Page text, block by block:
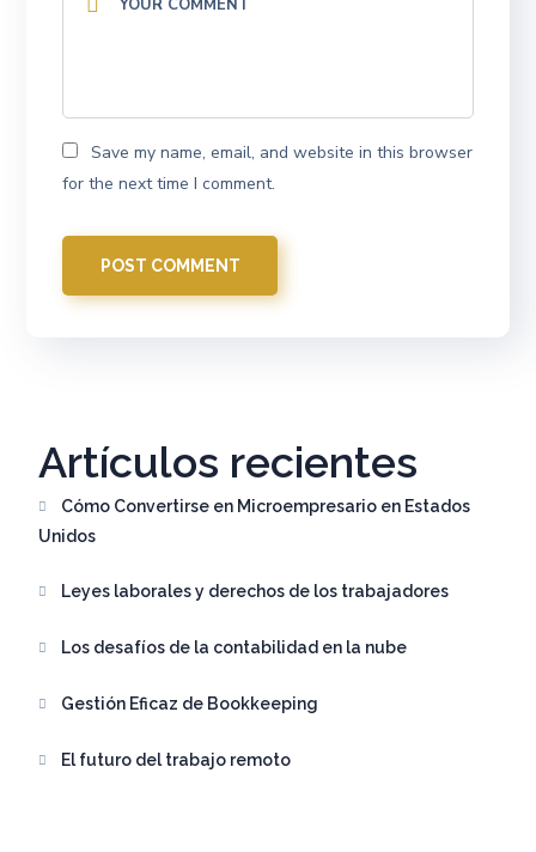
Save my name, email, and website in this browser
for the next time I comment.
Artículos recientes
Cómo Convertirse en Microempresario en Estados
Unidos
Leyes laborales y derechos de los trabajadores
Los desafíos de la contabilidad en la nube
Gestión Eficaz de Bookkeeping
El futuro del trabajo remoto